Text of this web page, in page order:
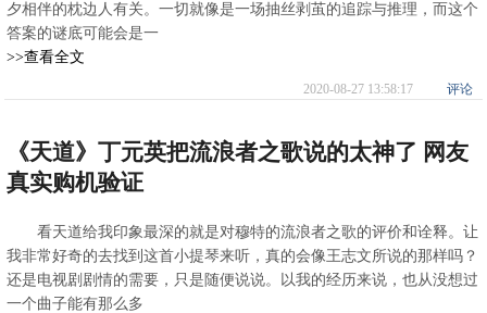
夕相伴的枕边人有关。一切就像是一场抽丝剥茧的追踪与推理，而这个
答案的谜底可能会是一
>>查看全文
2020-08-27 13:58:17 评论
《天道》丁元英把流浪者之歌说的太神了 网友
真实购机验证
看天道给我印象最深的就是对穆特的流浪者之歌的评价和诠释。让
我非常好奇的去找到这首小提琴来听，真的会像王志文所说的那样吗？
还是电视剧剧情的需要，只是随便说说。以我的经历来说，也从没想过
一个曲子能有那么多